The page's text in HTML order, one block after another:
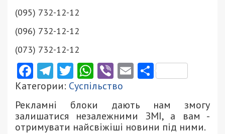
(095) 732-12-12
(096) 732-12-12
(073) 732-12-12
Facebook
Telegram
Twitter
WhatsApp
ViberEmail
Категории: Суспільство
Рекламні блоки дають нам змогу
залишатися незалежними ЗМІ, а вам -
отримувати найсвіжіші новини під ними.